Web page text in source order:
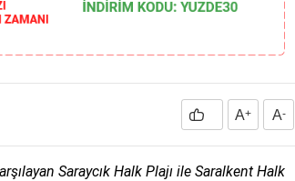
A+ A-
Saraycık Halk Plajı ile Saralkent Halk